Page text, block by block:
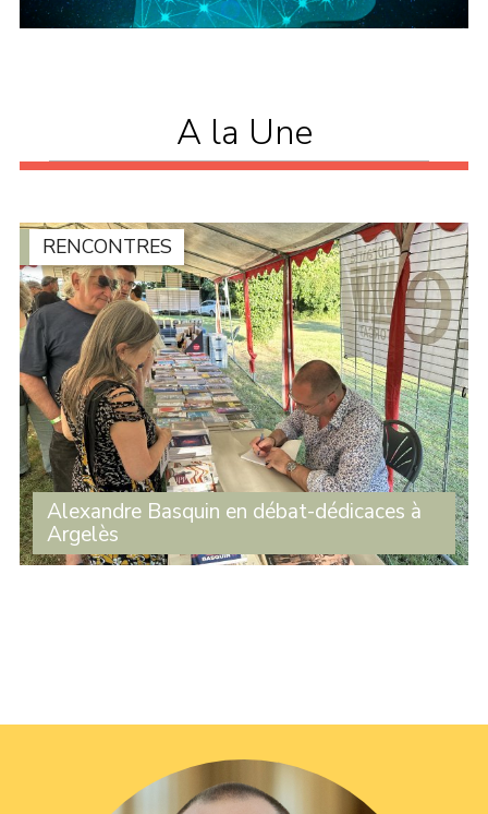
A la Une
RENCONTRES
Alexandre Basquin en débat-dédicaces à
Argelès
Une centaine de personnes ont assisté à l’intervention